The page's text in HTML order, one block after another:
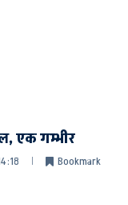
एक गम्भीर
Bookmark